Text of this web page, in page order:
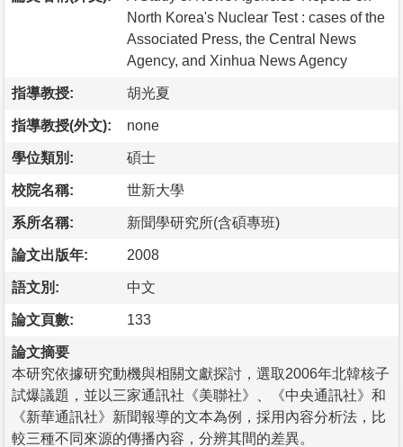
North Korea's Nuclear Test : cases of the
Associated Press, the Central News
Agency, and Xinhua News Agency
指導教授: 胡光夏
指導教授(外文): none
學位類別: 碩士
校院名稱: 世新大學
系所名稱: 新聞學研究所(含碩專班)
論文出版年: 2008
語文別: 中文
論文頁數: 133
論文摘要
本研究依據研究動機與相關文獻探討，選取2006年北韓核子
試爆議題，並以三家通訊社《美聯社》、《中央通訊社》和
《新華通訊社》新聞報導的文本為例，採用內容分析法，比
較三種不同來源的傳播內容，分辨其間的差異。